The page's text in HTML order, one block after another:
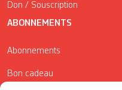
Don / Souscription
ABONNEMENTS
Abonnements
Bon cadeau